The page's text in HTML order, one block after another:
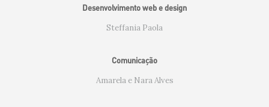
Desenvolvimento web e design
Steffania Paola
Comunicação
Amarela e Nara Alves